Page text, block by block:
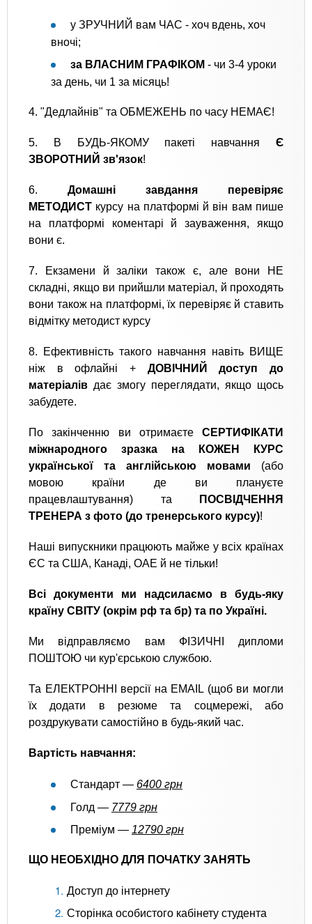
у ЗРУЧНИЙ вам ЧАС - хоч вдень, хоч
вночі;
за ВЛАСНИМ ГРАФІКОМ - чи 3-4 уроки
за день, чи 1 за місяць!
4. "Дедлайнів" та ОБМЕЖЕНЬ по часу НЕМАЄ!
5. В БУДЬ-ЯКОМУ пакеті навчання Є
ЗВОРОТНИЙ зв'язок!
6. Домашні завдання перевіряє
МЕТОДИСТ курсу на платформі й він вам пише
на платформі коментарі й зауваження, якщо
вони є.
7. Екзамени й заліки також є, але вони НЕ
складні, якщо ви прийшли матеріал, й проходять
вони також на платформі, їх перевіряє й ставить
відмітку методист курсу‍
8. Ефективність такого навчання навіть ВИЩЕ
ніж в офлайні + ДОВІЧНИЙ доступ до
матеріалів дає змогу переглядати, якщо щось
забудете.
По закінченню ви отримаєте СЕРТИФІКАТИ
міжнародного зразка на КОЖЕН КУРС
української та англійською мовами (або
мовою країни де ви плануєте
працевлаштування) та
ПОСВІДЧЕННЯ
ТРЕНЕРА з фото (до тренерського курсу)!
Наші випускники працюють майже у всіх країнах
ЄС та США, Канаді, ОАЕ й не тільки!
Всі документи ми надсилаємо в будь-яку
країну СВІТУ (окрім рф та бр) та по Україні.
Ми відправляємо вам ФІЗИЧНІ дипломи
ПОШТОЮ чи кур'єрською службою.
Та ЕЛЕКТРОННІ версії на EMAIL (щоб ви могли
їх додати в резюме та соцмережі, або
роздрукувати самостійно в будь-який час.
Вартість навчання:
Стандарт — 6400 грн
Голд — 7779 грн
Преміум — 12790 грн
ЩО НЕОБХІДНО ДЛЯ ПОЧАТКУ ЗАНЯТЬ
Доступ до інтернету
Сторінка особистого кабінету студента